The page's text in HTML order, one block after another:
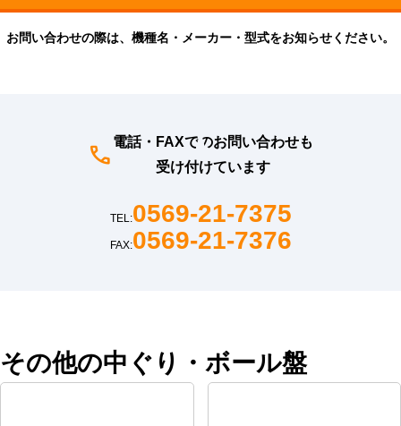
お問い合わせの際は、機種名・メーカー・型式をお知らせください。
電話・FAXでのお問い合わせも
受け付けています
TEL:0569-21-7375
FAX:0569-21-7376
その他の中ぐり・ボール盤